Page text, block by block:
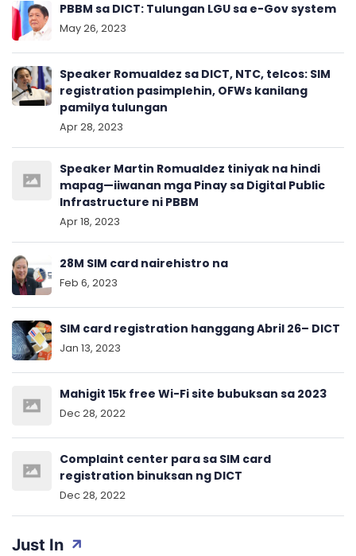
Just In
PBBM sa DICT: Tulungan LGU sa e-Gov system
May 26, 2023
Speaker Romualdez sa DICT, NTC, telcos: SIM
registration pasimplehin, OFWs kanilang
pamilya tulungan
Apr 28, 2023
Speaker Martin Romualdez tiniyak na hindi
mapag—iiwanan mga Pinay sa Digital Public
Infrastructure ni PBBM
Apr 18, 2023
28M SIM card nairehistro na
Feb 6, 2023
SIM card registration hanggang Abril 26– DICT
Jan 13, 2023
Mahigit 15k free Wi-Fi site bubuksan sa 2023
Dec 28, 2022
Complaint center para sa SIM card
registration binuksan ng DICT
Dec 28, 2022